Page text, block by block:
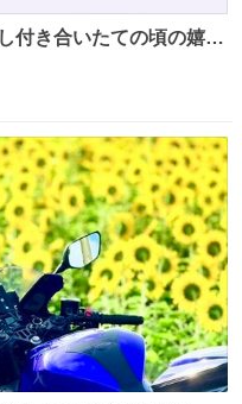
付き合いたての頃の嬉し
前は1日で各50通くらい
はこれ